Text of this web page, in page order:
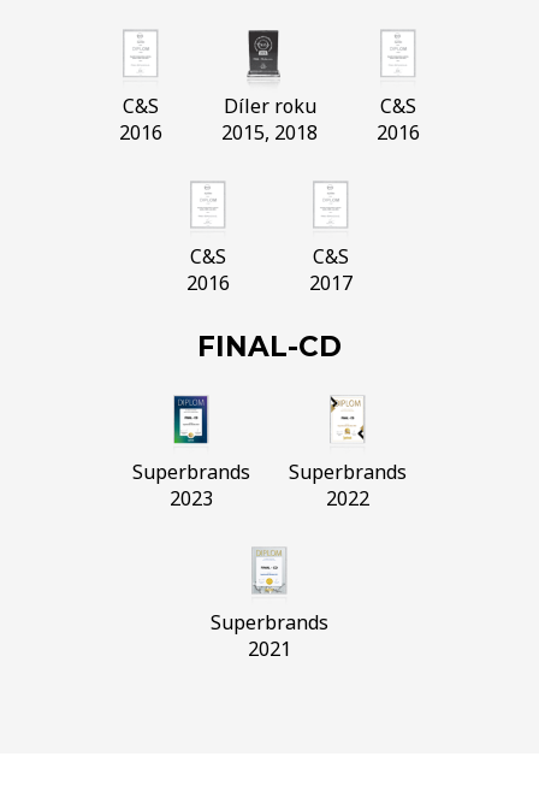
C&S
2016
Díler roku
2015, 2018
C&S
2016
C&S
2016
C&S
2017
FINAL-CD
Superbrands
2023
Superbrands
2022
Superbrands
2021